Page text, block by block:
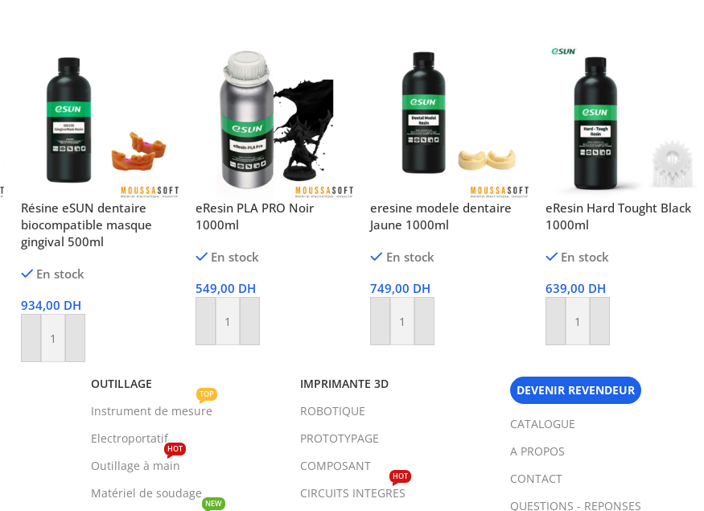
Résine eSUN dentaire
biocompatible masque
gingival 500ml
En stock
934,00 DH
Ajouter Au Panier
eResin PLA PRO Noir
1000ml
En stock
549,00 DH
Ajouter Au Panier
eresine modele dentaire
Jaune 1000ml
En stock
749,00 DH
Ajouter Au Panier
eResin Hard Tought Black
1000ml
En stock
639,00 DH
Ajouter Au Panier
OUTILLAGE
Instrument de mesure
TOP
Electroportatif
Outillage à main
HOT
Matériel de soudage
NEW
IMPRIMANTE 3D
ROBOTIQUE
PROTOTYPAGE
COMPOSANT
CIRCUITS INTEGRES
HOT
DEVENIR REVENDEUR
CATALOGUE
A PROPOS
CONTACT
QUESTIONS - REPONSES